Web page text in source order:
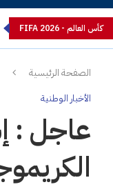
كأس العالم - FIFA 2026
الصفحة الرئيسية
الأخبار الوطنية
عاجل :